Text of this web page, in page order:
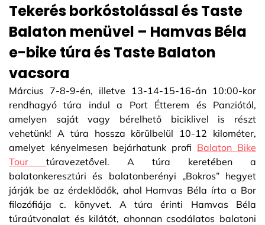
Tekerés borkóstolással és Taste
Balaton menüvel – Hamvas Béla
e-bike túra és Taste Balaton
vacsora
Március 7-8-9-én, illetve 13-14-15-16-án 10:00-kor
rendhagyó túra indul a Port Étterem és Panziótól,
amelyen saját vagy bérelhető biciklivel is részt
vehetünk! A túra hossza körülbelül 10-12 kilométer,
amelyet kényelmesen bejárhatunk profi Balaton Bike
Tour túravezetővel. A túra keretében a
balatonkeresztúri és balatonberényi „Bokros” hegyet
járják be az érdeklődők, ahol Hamvas Béla írta a Bor
filozófiája c. könyvet. A túra érinti Hamvas Béla
túraútvonalat és kilátót, ahonnan csodálatos balatoni